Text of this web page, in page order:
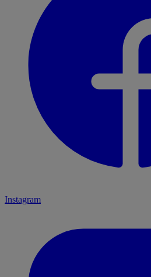
Instagram